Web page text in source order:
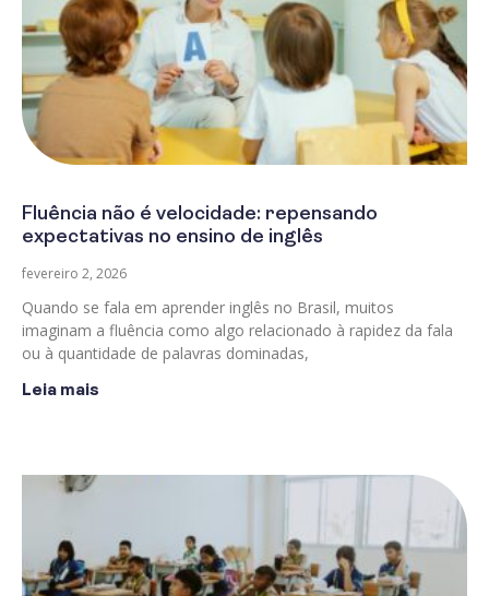
Fluência não é velocidade: repensando
expectativas no ensino de inglês
fevereiro 2, 2026
Quando se fala em aprender inglês no Brasil, muitos
imaginam a fluência como algo relacionado à rapidez da fala
ou à quantidade de palavras dominadas,
Leia mais